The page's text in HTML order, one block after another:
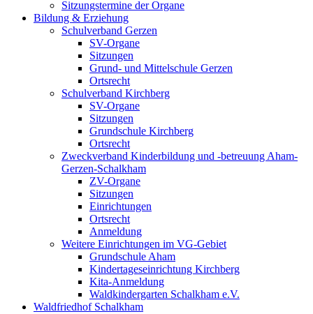
Sitzungstermine der Organe
Bildung & Erziehung
Schulverband Gerzen
SV-Organe
Sitzungen
Grund- und Mittelschule Gerzen
Ortsrecht
Schulverband Kirchberg
SV-Organe
Sitzungen
Grundschule Kirchberg
Ortsrecht
Zweckverband Kinderbildung und -betreuung Aham-
Gerzen-Schalkham
ZV-Organe
Sitzungen
Einrichtungen
Ortsrecht
Anmeldung
Weitere Einrichtungen im VG-Gebiet
Grundschule Aham
Kindertageseinrichtung Kirchberg
Kita-Anmeldung
Waldkindergarten Schalkham e.V.
Waldfriedhof Schalkham